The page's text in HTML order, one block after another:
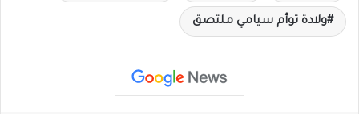
ولادة توأم سيامي ملتصق